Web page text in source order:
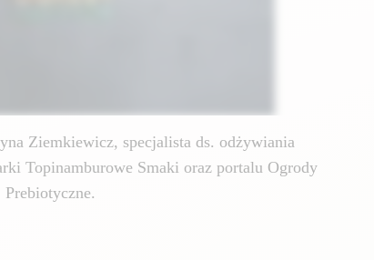
Ziemkiewicz, specjalista ds. odżywiania
Topinamburowe Smaki oraz portalu Ogrody
Prebiotyczne.